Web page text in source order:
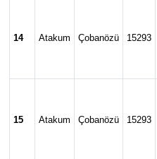
14 Atakum Çobanözü 15293
15 Atakum Çobanözü 15293